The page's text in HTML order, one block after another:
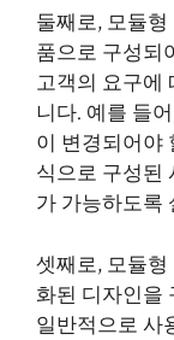
둘째로, 모듈
품으로 구성되
고객의 요구에
니다. 예를 들
이 변경되어야
식으로 구성된
가 가능하도록
셋째로, 모듈
화된 디자인을
일반적으로 사